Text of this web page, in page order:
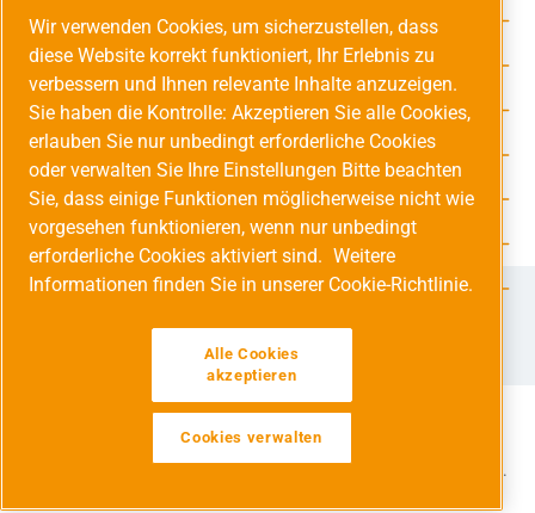
Service-Hotline
Unsere Vorteile
Versandarten
Zahlungsarten
Adresse
Umweltschutz & Partnerschaft
Jetzt auf Social Media folgen!
InstagramYouTubeLinkedIn
Alle Preise inkl. gesetzl. Mehrwertsteuer zzgl.
und ggf. Nachnahmegebühren, wenn nicht anders angegeben.
Wir verwenden Cookies, um sicherzustellen, dass
diese Website korrekt funktioniert, Ihr Erlebnis zu
verbessern und Ihnen relevante Inhalte anzuzeigen.
Sie haben die Kontrolle: Akzeptieren Sie alle Cookies,
erlauben Sie nur unbedingt erforderliche Cookies
oder verwalten Sie Ihre Einstellungen Bitte beachten
Sie, dass einige Funktionen möglicherweise nicht wie
vorgesehen funktionieren, wenn nur unbedingt
erforderliche Cookies aktiviert sind. Weitere
Informationen finden Sie in unserer Cookie-Richtlinie.
Alle Cookies
akzeptieren
Cookies verwalten